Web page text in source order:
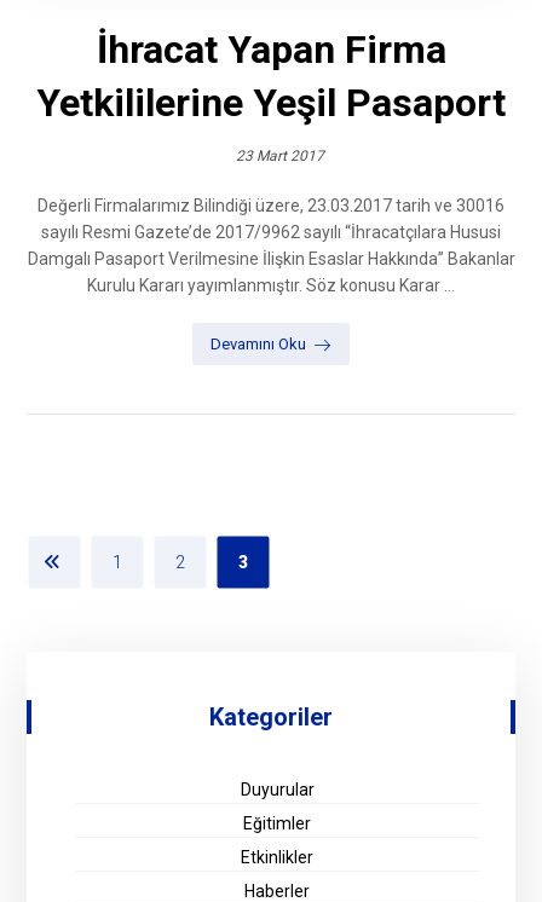
İhracat Yapan Firma
Yetkililerine Yeşil Pasaport
23 Mart 2017
Değerli Firmalarımız Bilindiği üzere, 23.03.2017 tarih ve 30016
sayılı Resmi Gazete’de 2017/9962 sayılı “İhracatçılara Hususi
Damgalı Pasaport Verilmesine İlişkin Esaslar Hakkında” Bakanlar
Kurulu Kararı yayımlanmıştır. Söz konusu Karar ...
Devamını Oku
1 2 3
Kategoriler
Duyurular
Eğitimler
Etkinlikler
Haberler